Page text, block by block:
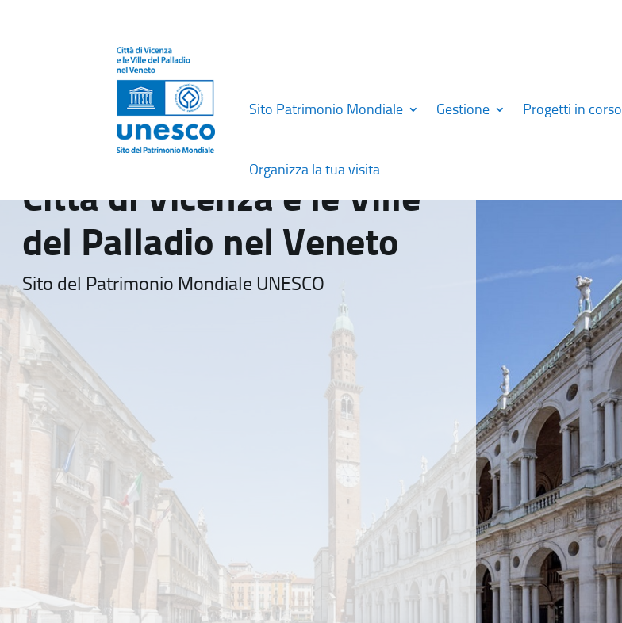
Sito Patrimonio Mondiale Gestione Progetti in corso
Organizza la tua visita
Città di Vicenza e le Ville
del Palladio nel Veneto
Sito del Patrimonio Mondiale UNESCO